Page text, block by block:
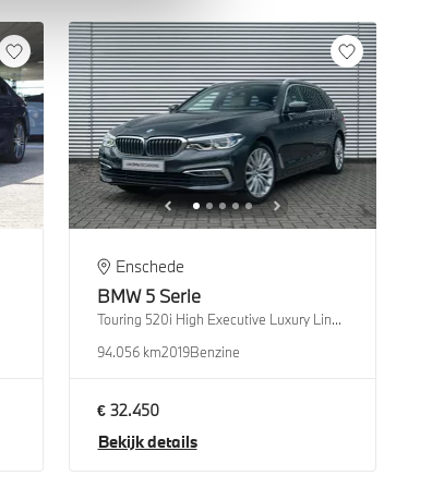
Enschede
BMW 5 Serie
Touring 520i High Executive Luxury Line Automaat
94.056 km2019Benzine
€ 32.450
Bekijk details